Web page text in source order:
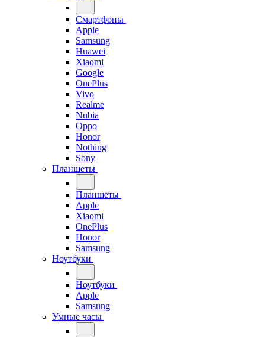
Смартфоны
Apple
Samsung
Huawei
Xiaomi
Google
OnePlus
Vivo
Realme
Nubia
Oppo
Honor
Nothing
Sony
Планшеты
Планшеты
Apple
Xiaomi
OnePlus
Honor
Samsung
Ноутбуки
Ноутбуки
Apple
Samsung
Умные часы